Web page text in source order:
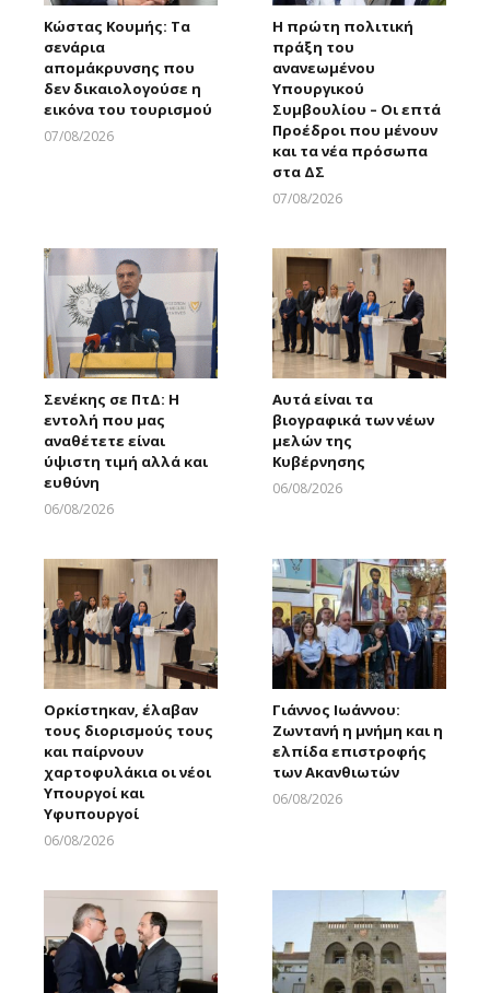
Κώστας Κουμής: Τα
σενάρια
απομάκρυνσης που
δεν δικαιολογούσε η
εικόνα του τουρισμού
07/08/2026
Η πρώτη πολιτική
πράξη του
ανανεωμένου
Υπουργικού
Συμβουλίου – Οι επτά
Προέδροι που μένουν
και τα νέα πρόσωπα
στα ΔΣ
07/08/2026
Σενέκης σε ΠτΔ: Η
εντολή που μας
αναθέτετε είναι
ύψιστη τιμή αλλά και
ευθύνη
06/08/2026
Αυτά είναι τα
βιογραφικά των νέων
μελών της
Κυβέρνησης
06/08/2026
Ορκίστηκαν, έλαβαν
τους διορισμούς τους
και παίρνουν
χαρτοφυλάκια οι νέοι
Υπουργοί και
Υφυπουργοί
06/08/2026
Γιάννος Ιωάννου:
Ζωντανή η μνήμη και η
ελπίδα επιστροφής
των Ακανθιωτών
06/08/2026